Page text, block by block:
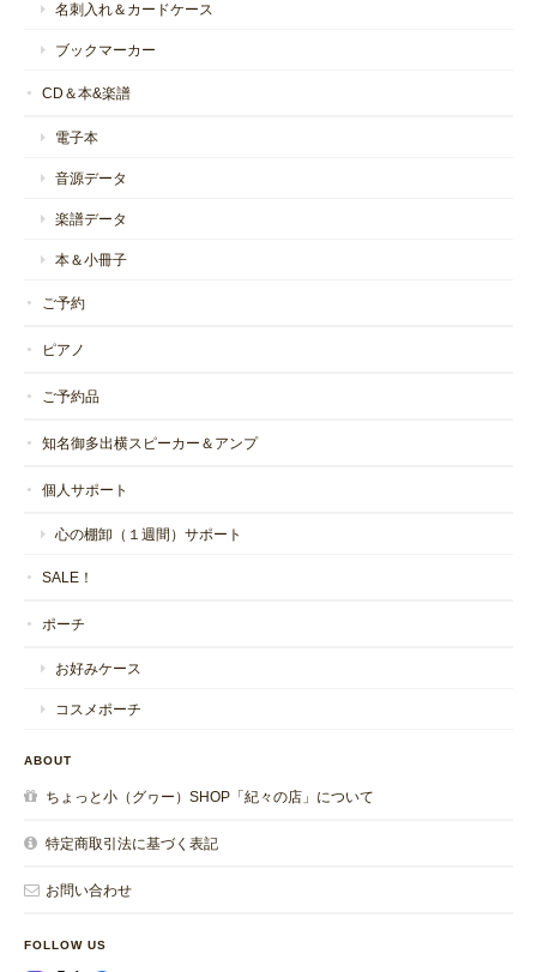
名刺入れ＆カードケース
ブックマーカー
CD＆本&楽譜
電子本
音源データ
楽譜データ
本＆小冊子
ご予約
ピアノ
ご予約品
知名御多出横スピーカー＆アンプ
個人サポート
心の棚卸（１週間）サポート
SALE！
ポーチ
お好みケース
コスメポーチ
ABOUT
ちょっと小（グヮー）SHOP「紀々の店」について
特定商取引法に基づく表記
お問い合わせ
FOLLOW US